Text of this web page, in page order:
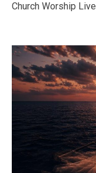
Church Worship